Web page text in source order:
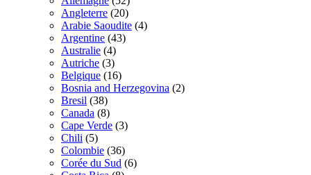
Angleterre (20)
Arabie Saoudite (4)
Argentine (43)
Australie (4)
Autriche (3)
Belgique (16)
Bosnia and Herzegovina (2)
Bresil (38)
Canada (8)
Cape Verde (3)
Chili (5)
Colombie (36)
Corée du Sud (6)